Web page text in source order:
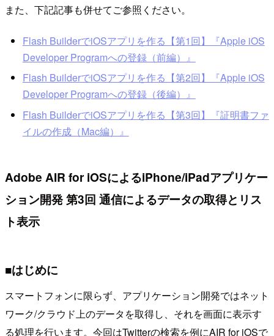
また、下記記事も併せてご参照ください。
Flash BuilderでiOSアプリを作る【第1回】『Apple iOS
Developer Programへの登録（前編）』
Flash BuilderでiOSアプリを作る【第2回】『Apple iOS
Developer Programへの登録（後編）』
Flash BuilderでiOSアプリを作る【第3回】『証明書ファ
イルの作成（Mac編）』
Adobe AIR for iOSによるiPhone/iPadアプリケー
ション開発 第3回 通信によるデータの取得とリス
ト表示
■はじめに
スマートフォンに限らず、アプリケーション開発ではネット
ワーク/クラウド上のデータを取得し、それを画面に表示す
る処理を行います。今回はTwitterの検索を例にAIR for iOSで